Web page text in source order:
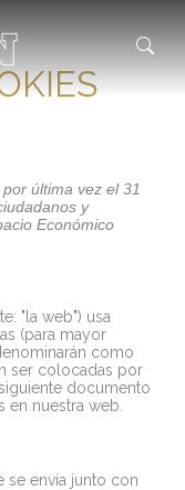
última vez el 31
y
Económico
"la web") usa
(para mayor
como
ser colocadas por
documento
nuestra web.
se envía junto con
Consent
to
service
Consent
to
service
Consent
to
service
Consent
to
service
Consent
to
service
Consent
to
service
Consent
to
service
Consent
to
service
Consent
to
service
Consent
to
service
Consent
to
service
Consent
to
service
Consent
to
service
Consent
to
service
Consent
to
service
Consent
to
service
Consent
to
service
Consent
to
service
Consent
to
service
Estadísticas
Marketing